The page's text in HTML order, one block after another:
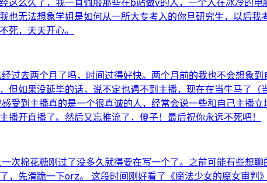
这么久了，我一直佩服那些在b站做v的人，一个人在冰冷的
也无法想象学姐是如何从一所大专考入的你旦研究生，以后
死，天天开心。
过去两个月了吗，时间过得好快。两个月前的我也不会想象
但如果没延毕的话，说不定也遇不到主播，现在在当牛马了
受到主播真的是一个很真诚的人，经常会说一些和自己主播
播开直播了。然后又忘推流了，傻子！最后祝你永远不死吧！
次棉花糖刚过了没多久就得要在写一个了。之前可能有些想
，先滑跪一下orz。 这段时间刚好看了《魔法少女的魔女审